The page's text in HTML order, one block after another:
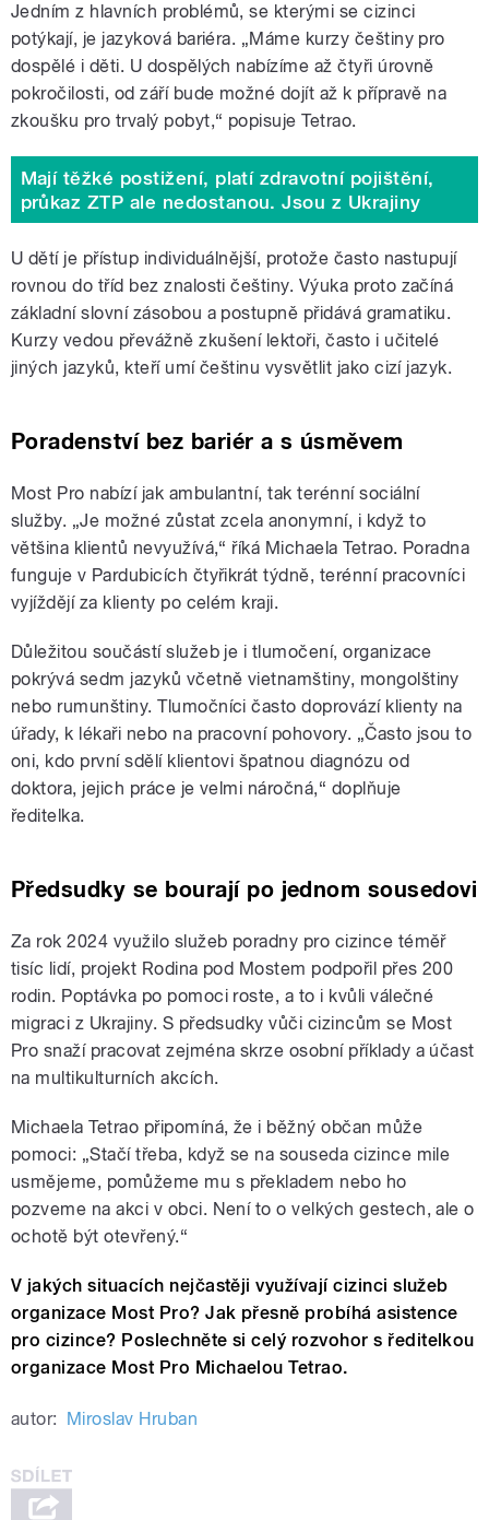
Jedním z hlavních problémů, se kterými se cizinci
potýkají, je jazyková bariéra. „Máme kurzy češtiny pro
dospělé i děti. U dospělých nabízíme až čtyři úrovně
pokročilosti, od září bude možné dojít až k přípravě na
zkoušku pro trvalý pobyt,“ popisuje Tetrao.
Mají těžké postižení, platí zdravotní pojištění,
průkaz ZTP ale nedostanou. Jsou z Ukrajiny
U dětí je přístup individuálnější, protože často nastupují
rovnou do tříd bez znalosti češtiny. Výuka proto začíná
základní slovní zásobou a postupně přidává gramatiku.
Kurzy vedou převážně zkušení lektoři, často i učitelé
jiných jazyků, kteří umí češtinu vysvětlit jako cizí jazyk.
Poradenství bez bariér a s úsměvem
Most Pro nabízí jak ambulantní, tak terénní sociální
služby. „Je možné zůstat zcela anonymní, i když to
většina klientů nevyužívá,“ říká Michaela Tetrao. Poradna
funguje v Pardubicích čtyřikrát týdně, terénní pracovníci
vyjíždějí za klienty po celém kraji.
Důležitou součástí služeb je i tlumočení, organizace
pokrývá sedm jazyků včetně vietnamštiny, mongolštiny
nebo rumunštiny. Tlumočníci často doprovází klienty na
úřady, k lékaři nebo na pracovní pohovory. „Často jsou to
oni, kdo první sdělí klientovi špatnou diagnózu od
doktora, jejich práce je velmi náročná,“ doplňuje
ředitelka.
Předsudky se bourají po jednom sousedovi
Za rok 2024 využilo služeb poradny pro cizince téměř
tisíc lidí, projekt Rodina pod Mostem podpořil přes 200
rodin. Poptávka po pomoci roste, a to i kvůli válečné
migraci z Ukrajiny. S předsudky vůči cizincům se Most
Pro snaží pracovat zejména skrze osobní příklady a účast
na multikulturních akcích.
Michaela Tetrao připomíná, že i běžný občan může
pomoci: „Stačí třeba, když se na souseda cizince mile
usmějeme, pomůžeme mu s překladem nebo ho
pozveme na akci v obci. Není to o velkých gestech, ale o
ochotě být otevřený.“
V jakých situacích nejčastěji využívají cizinci služeb
organizace Most Pro? Jak přesně probíhá asistence
pro cizince? Poslechněte si celý rozvohor s ředitelkou
organizace Most Pro Michaelou Tetrao.
autor: Miroslav Hruban